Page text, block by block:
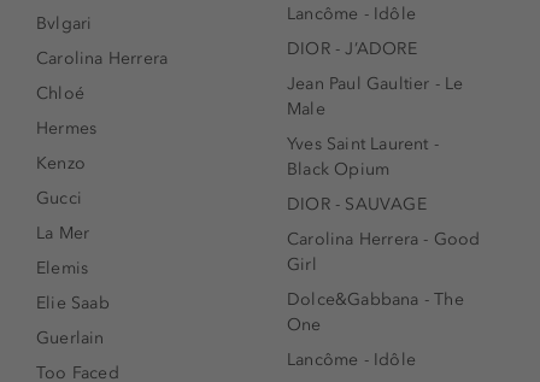
Bvlgari
Carolina Herrera
Chloé
Hermes
Kenzo
Gucci
La Mer
Elemis
Elie Saab
Guerlain
Too Faced
Lancôme - Idôle
DIOR - J’ADORE
Jean Paul Gaultier - Le
Male
Yves Saint Laurent -
Black Opium
DIOR - SAUVAGE
Carolina Herrera - Good
Girl
Dolce&Gabbana - The
One
Lancôme - Idôle